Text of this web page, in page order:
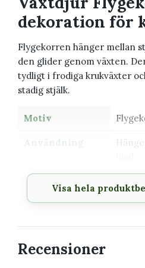
dekoration för
Flygekorren hänger mellan
den glider genom växten.
tydligt i frodiga krukväxter
stadig stjälk.
Motiv
Användning
Storlek
Material
Förpackning
Visa hela
Recensioner